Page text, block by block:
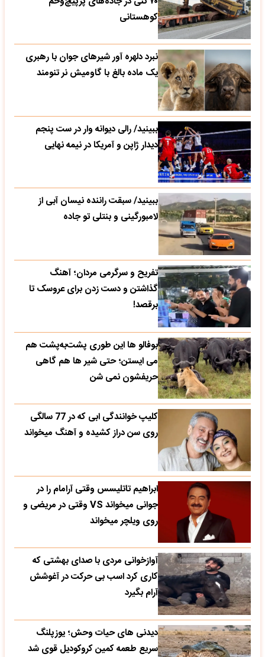
کوهستانی
نبرد دلهره آور شیرهای جوان با رهبری
یک ماده بالغ با گاومیش نر تنومند
ببینید/ رالی دیوانه وار در ست پنجم
دیدار ژاپن و آمریکا در نیمه نهایی
ببینید/ سبقت راننده نیسان آبی از
لامبورگینی و بنتلی تو جاده
تفریح و سرگرمی مردان؛ آهنگ
گذاشتن و دست زدن برای عروسک تا
برقصد!
بوفالو ها این‌ طوری پشت‌به‌پشت هم
می‌ ایستن؛ حتی شیر ها هم گاهی
حریفشون نمی‌ شن
کلیپ خوانندگی ابی که در 77 سالگی
روی سن دراز کشیده و آهنگ میخواند
ابراهیم تاتلیسس وقتی آرامام را در
جوانی میخواند VS وقتی در مریضی و
روی ویلچر میخواند
آوازخوانی مردی با صدای بهشتی که
کاری کرد اسب بی حرکت در آغوشش
آرام بگیرد
دیدنی های حیات وحش؛ یوزپلنگ
سریع طعمه کمین کروکودیل قوی شد